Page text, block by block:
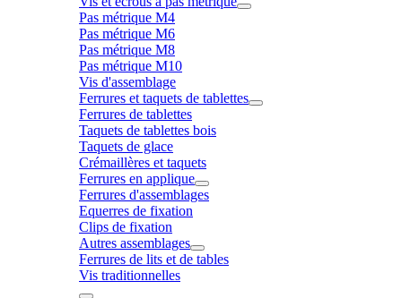
Pas métrique M4
Pas métrique M6
Pas métrique M8
Pas métrique M10
Vis d'assemblage
Ferrures et taquets de tablettes
Ferrures de tablettes
Taquets de tablettes bois
Taquets de glace
Crémaillères et taquets
Ferrures en applique
Ferrures d'assemblages
Equerres de fixation
Clips de fixation
Autres assemblages
Ferrures de lits et de tables
Vis traditionnelles